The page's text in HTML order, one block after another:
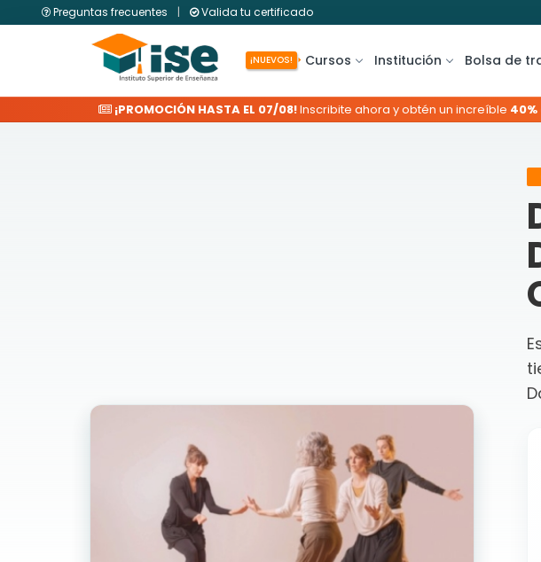
Preguntas frecuentes | Valida tu certificado
¡NUEVOS! Cursos Institución Bolsa de
¡PROMOCIÓN HASTA EL 07/08!Inscribite ahora y obtén un increíble